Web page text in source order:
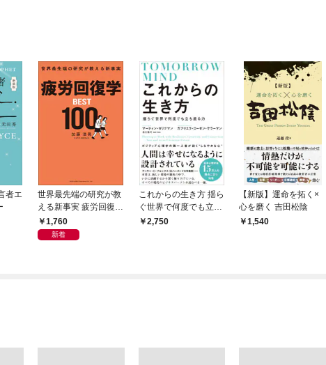
者エ
世界最先端の研究が教
える新事実 疲労回復学
BEST100
1,760
新着
これからの生き方 揺ら
ぐ世界で何度でも立ち
直る力
2,750
【新版】運命を拓く×
心を磨く 吉田松陰
1,540